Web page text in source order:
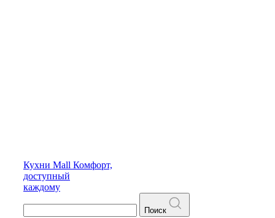
Кухни Mall Комфорт,
доступный
каждому
Поиск